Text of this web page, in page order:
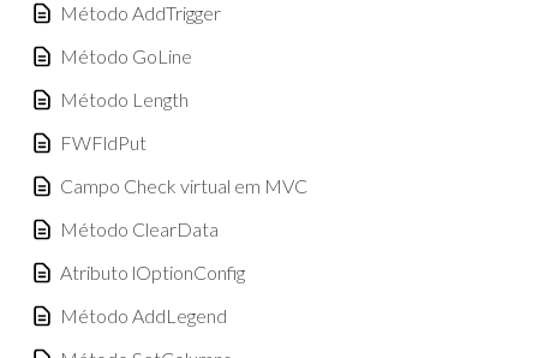
Método AddTrigger
Método GoLine
Método Length
FWFldPut
Campo Check virtual em MVC
Método ClearData
Atributo lOptionConfig
Método AddLegend